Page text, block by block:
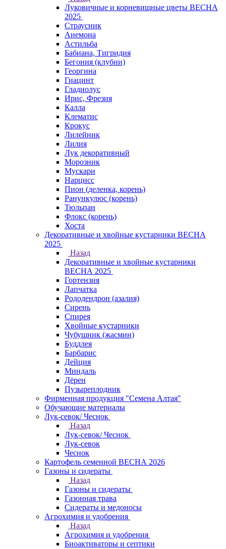
Луковичные и корневищные цветы ВЕСНА
2025
Страусник
Анемона
Астильба
Бабиана, Тигридия
Бегония (клубни)
Георгина
Гиацинт
Гладиолус
Ирис, Фрезия
Калла
Клематис
Крокус
Лилейник
Лилия
Лук декоративный
Морозник
Мускари
Нарцисс
Пион (деленка, корень)
Ранункулюс (корень)
Тюльпан
Флокс (корень)
Хоста
Декоративные и хвойные кустарники ВЕСНА
2025
Назад
Декоративные и хвойные кустарники
ВЕСНА 2025
Гортензия
Лапчатка
Рододендрон (азалия)
Сирень
Спирея
Хвойные кустарники
Чубушник (жасмин)
Буддлея
Барбарис
Дейция
Миндаль
Дёрен
Пузыреплодник
Фирменная продукция "Семена Алтая"
Обучающие материалы
Лук-севок/ Чеснок
Назад
Лук-севок/ Чеснок
Лук-севок
Чеснок
Картофель семенной ВЕСНА 2026
Газоны и сидераты
Назад
Газоны и сидераты
Газонная трава
Сидераты и медоносы
Агрохимия и удобрения
Назад
Агрохимия и удобрения
Биоактиваторы и септики